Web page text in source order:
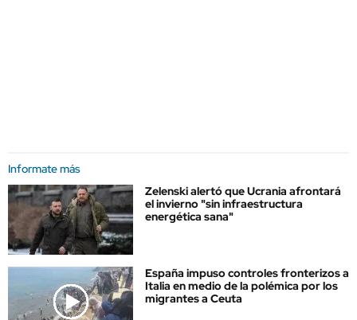
Informate más
Zelenski alertó que Ucrania afrontará
el invierno "sin infraestructura
energética sana"
España impuso controles fronterizos a
Italia en medio de la polémica por los
migrantes a Ceuta